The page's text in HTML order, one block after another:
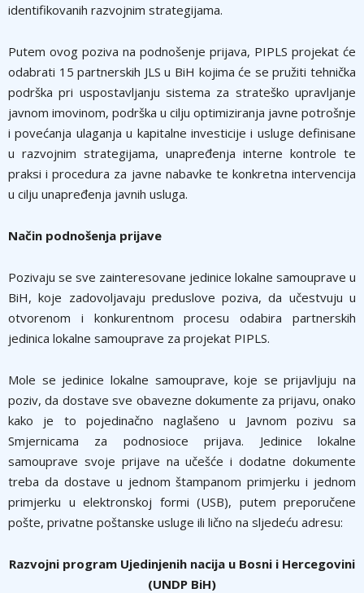
identifikovanih razvojnim strategijama.
Putem ovog poziva na podnošenje prijava, PIPLS projekat će
odabrati 15 partnerskih JLS u BiH kojima će se pružiti tehnička
podrška pri uspostavljanju sistema za strateško upravljanje
javnom imovinom, podrška u cilju optimiziranja javne potrošnje
i povećanja ulaganja u kapitalne investicije i usluge definisane
u razvojnim strategijama, unapređenja interne kontrole te
praksi i procedura za javne nabavke te konkretna intervencija
u cilju unapređenja javnih usluga.
Način podnošenja prijave
Pozivaju se sve zainteresovane jedinice lokalne samouprave u
BiH, koje zadovoljavaju preduslove poziva, da učestvuju u
otvorenom i konkurentnom procesu odabira partnerskih
jedinica lokalne samouprave za projekat PIPLS.
Mole se jedinice lokalne samouprave, koje se prijavljuju na
poziv, da dostave sve obavezne dokumente za prijavu, onako
kako je to pojedinačno naglašeno u Javnom pozivu sa
Smjernicama za podnosioce prijava. Jedinice lokalne
samouprave svoje prijave na učešće i dodatne dokumente
treba da dostave u jednom štampanom primjerku i jednom
primjerku u elektronskoj formi (USB), putem preporučene
pošte, privatne poštanske usluge ili lično na sljedeću adresu:
Razvojni program Ujedinjenih nacija u Bosni i Hercegovini
(UNDP BiH)